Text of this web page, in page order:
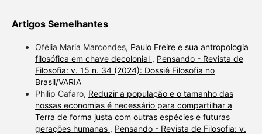
Artigos Semelhantes
Ofélia Maria Marcondes, Paulo Freire e sua antropologia
filosófica em chave decolonial , Pensando - Revista de
Filosofia: v. 15 n. 34 (2024): Dossiê Filosofia no
Brasil/VARIA
Philip Cafaro, Reduzir a população e o tamanho das
nossas economias é necessário para compartilhar a
Terra de forma justa com outras espécies e futuras
gerações humanas , Pensando - Revista de Filosofia: v.